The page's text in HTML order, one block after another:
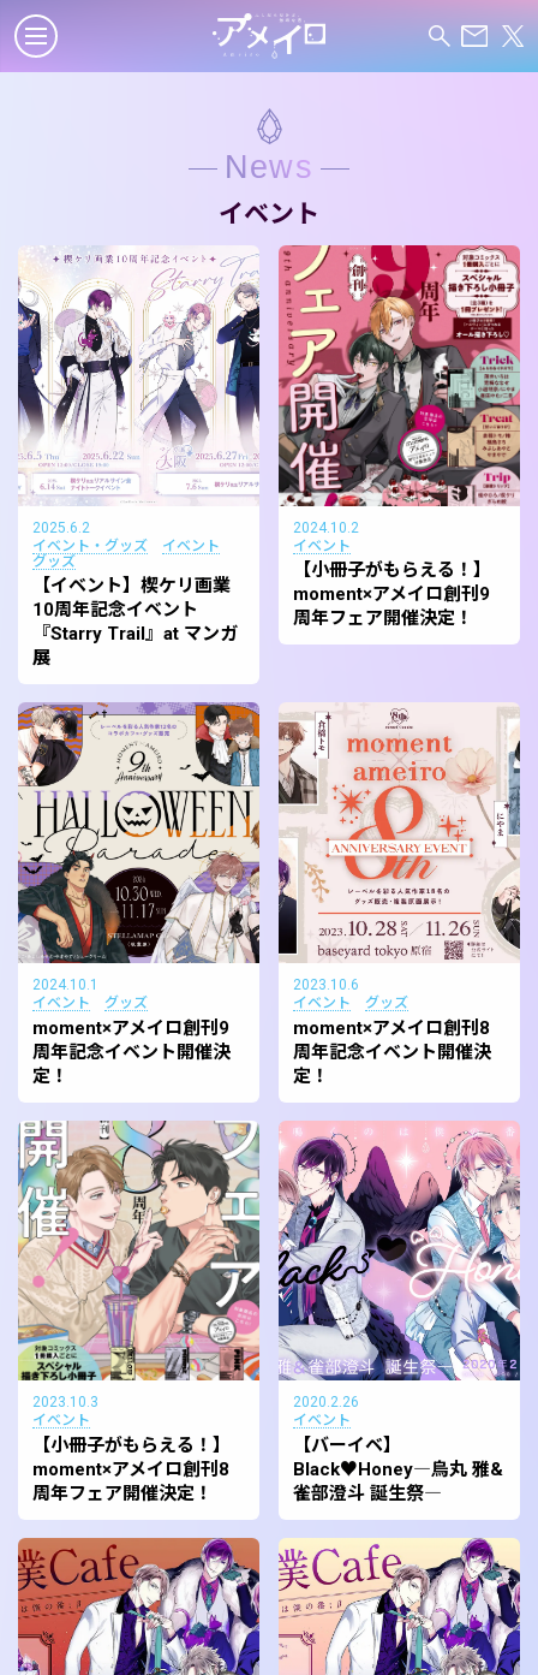
News
イベント
2025.6.2
イベント・グッズ
イベント
グッズ
【イベント】楔ケリ画業
10周年記念イベント
『Starry Trail』at マンガ
展
2024.10.2
イベント
【小冊子がもらえる！】
moment×アメイロ創刊9
周年フェア開催決定！
2024.10.1
イベント
グッズ
moment×アメイロ創刊9
周年記念イベント開催決
定！
2023.10.6
イベント
グッズ
moment×アメイロ創刊8
周年記念イベント開催決
定！
2023.10.3
イベント
【小冊子がもらえる！】
moment×アメイロ創刊8
周年フェア開催決定！
2020.2.26
イベント
【バーイベ】
Black♥Honey―烏丸 雅&
雀部澄斗 誕生祭―